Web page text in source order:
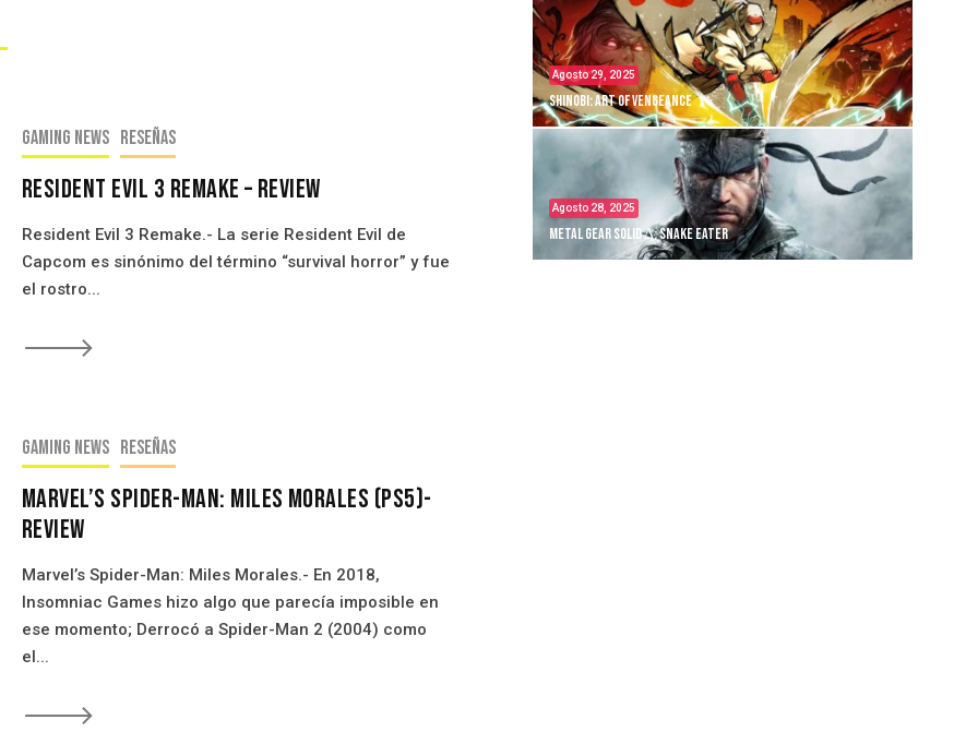
Gaming news Reseñas
Resident Evil 3 Remake – Review
Resident Evil 3 Remake.- La serie Resident Evil de
Capcom es sinónimo del término “survival horror” y fue
el rostro...
🡒
Gaming news Reseñas
Marvel’s Spider-Man: Miles Morales (PS5)-
Review
Marvel’s Spider-Man: Miles Morales.- En 2018,
Insomniac Games hizo algo que parecía imposible en
ese momento; Derrocó a Spider-Man 2 (2004) como
el...
🡒
Agosto 29, 2025
Shinobi: Art of Vengeance
Agosto 28, 2025
Metal Gear Solid Δ: Snake Eater